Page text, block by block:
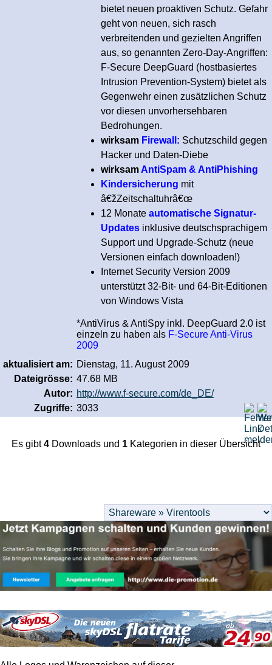
bietet neuen proaktiven Schutz. Gefahr
geht von neuen, sich rasch
verbreitenden und gezielten Angriffen
aus, so genannten Zero-Day-Angriffen:
F-Secure DeepGuard (hostbasiertes
Intrusion Prevention-System) bietet als
Gegenwehr einen zusätzlichen Schutz
vor diesen unvorhersehbaren
Bedrohungen.
wirksam Firewall: Schutzschild gegen
Hacker und Daten-Diebe
wirksam AntiSpam & AntiPhishing
Kindersicherung mit
â€žZeitschaltuhrâ€œ
12 Monate automatische Signatur-
Updatesinklusive deutschsprachigem
Support und Upgrade-Schutz (neue
Versionen einfach downloaden!)
Internet Security Version 2009
unterstützt 32-Bit- und 64-Bit-Editionen
von Windows Vista
*AntiVirus & AntiSpy inkl. DeepGuard 2.0 ist
einzeln zu haben als F-Secure Anti-Virus
2009
aktualisiert am: Dienstag, 11. August 2009
Dateigrösse: 47.68 MB
Autor: http://www.f-secure.com/de_DE/
Zugriffe: 3033
Es gibt4 Downloads und 1 Kategorien in dieser Übersicht